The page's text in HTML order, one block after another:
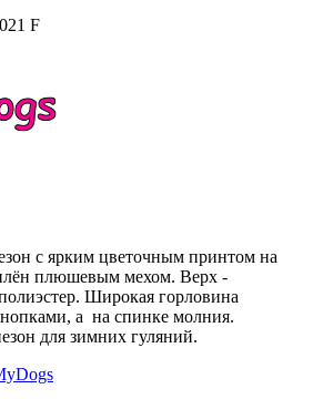
F
с ярким цветочным принтом на
плюшевым мехом. Верх -
Широкая горловина
а на спинке молния.
для зимних гуляний.